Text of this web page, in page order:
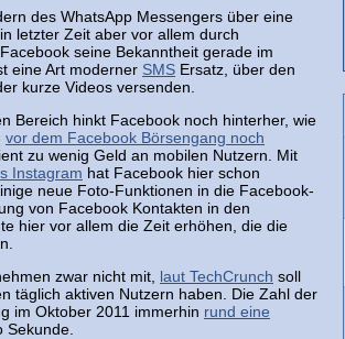
des WhatsApp Messengers über eine
letzter Zeit aber vor allem durch
seine Bekanntheit gerade im
eine Art moderner SMS Ersatz, über den
kurze Videos versenden.
Bereich hinkt Facebook noch hinterher, wie
vor dem Facebook Börsengang noch
zu wenig Geld an mobilen Nutzern. Mit
Instagram hat Facebook hier schon
neue Foto-Funktionen in die Facebook-
von Facebook Kontakten in den
hier vor allem die Zeit erhöhen, die die
zwar nicht mit, laut TechCrunch soll
täglich aktiven Nutzern haben. Die Zahl der
im Oktober 2011 immerhin rund eine
Sekunde.